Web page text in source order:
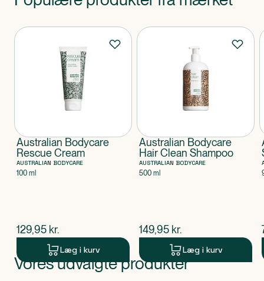
Produkter
Australian Bodycare
Rescue Cream
AUSTRALIAN BODYCARE
100 ml
$nuværende pris
129,95 kr.
Læg i kurv
Australian Bodycare
Hair Clean Shampoo
AUSTRALIAN BODYCARE
500 ml
$nuværende pris
149,95 kr.
Læg i kurv
Produkt 1 af 0
Vores udvalgte produkter